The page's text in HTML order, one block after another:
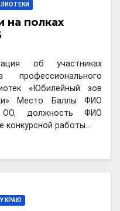
на полках
об участниках
профессионального
«Юбилейный зов
Место Баллы ФИО
ОО, должность ФИО
конкурсной работы…
КРАЮ